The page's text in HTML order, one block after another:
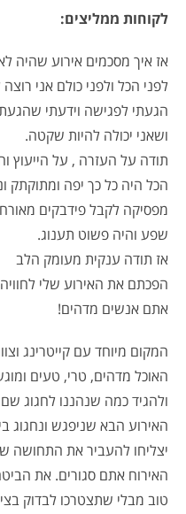
לקוחות ממליצים:
אז איך מסכמים אירוע שהיה
לפני הכל ולפני כולם אני
הגעתי לפגישה וידעתי
ושאני יכולה להיות שקטה.
תודה על העזרה , על הייעוץ
הכל היה כל כך יפה ומתוקתק
מפסיקה לקבל פידבקים
שפע והיה פשוט תענוג.
אז תודה ענקית מעומק הלב
הפכתם את האירוע שלי
אתם אנשים מדהים!
המקום מיוחד עם קייטרינג
האוכל מדהים, טרי, טעים
ולהגיד כמה שנהננו לחגוג
האירוע הבא שניפגש ונחגוג
יצליחו להעביר את התחושה
האירוח אתם סגורים. את
טוב מבלי שתצטרכו לבדוק